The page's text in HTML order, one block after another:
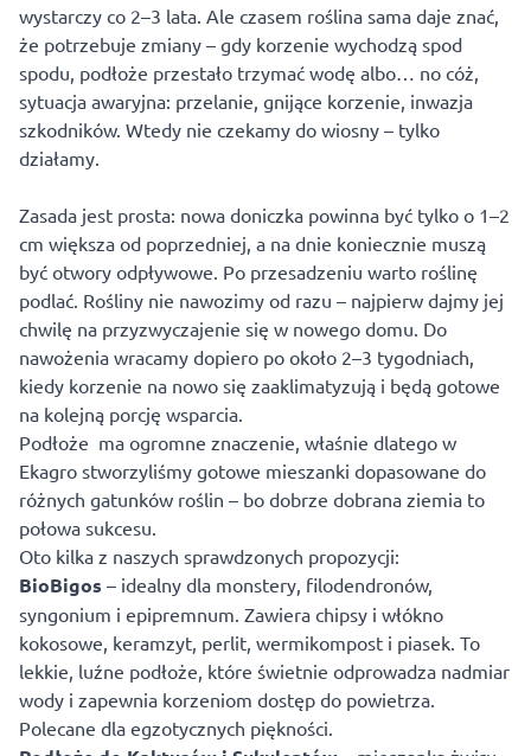
wystarczy co 2–3 lata. Ale czasem roślina sama daje znać,
że potrzebuje zmiany – gdy korzenie wychodzą spod
spodu, podłoże przestało trzymać wodę albo… no cóż,
sytuacja awaryjna: przelanie, gnijące korzenie, inwazja
szkodników. Wtedy nie czekamy do wiosny – tylko
działamy.
Zasada jest prosta: nowa doniczka powinna być tylko o 1–2
cm większa od poprzedniej, a na dnie koniecznie muszą
być otwory odpływowe. Po przesadzeniu warto roślinę
podlać. Rośliny nie nawozimy od razu – najpierw dajmy jej
chwilę na przyzwyczajenie się w nowego domu. Do
nawożenia wracamy dopiero po około 2–3 tygodniach,
kiedy korzenie na nowo się zaaklimatyzują i będą gotowe
na kolejną porcję wsparcia.
Podłoże ma ogromne znaczenie, właśnie dlatego w
Ekagro stworzyliśmy gotowe mieszanki dopasowane do
różnych gatunków roślin – bo dobrze dobrana ziemia to
połowa sukcesu.
Oto kilka z naszych sprawdzonych propozycji:
BioBigos – idealny dla monstery, filodendronów,
syngonium i epipremnum. Zawiera chipsy i włókno
kokosowe, keramzyt, perlit, wermikompost i piasek. To
lekkie, luźne podłoże, które świetnie odprowadza nadmiar
wody i zapewnia korzeniom dostęp do powietrza.
Polecane dla egzotycznych piękności.